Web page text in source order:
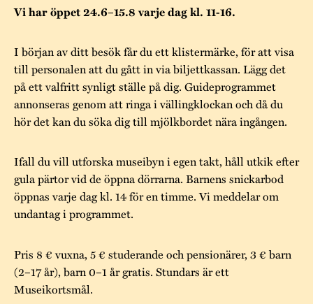
Tillgänglighet
Trygghet
Hållbar utveckling
Kontakta oss
Kalas på Stundars
Jarl Hemmer
Rödmyllan
Museipedagogik
Hantverk
Projekt
Stugornas Stundars
Museisamlingarna
Marknader
Årsberättelser
Årets Gunnar
Stundars
registerbeskrivning
Vi har öppet 24.6–15.8 varje dag kl. 11-16.
I början av ditt besök får du ett klistermärke, för att visa
till personalen att du gått in via biljettkassan. Lägg det
på ett valfritt synligt ställe på dig. Guideprogrammet
annonseras genom att ringa i vällingklockan och då du
hör det kan du söka dig till mjölkbordet nära ingången.
Ifall du vill utforska museibyn i egen takt, håll utkik efter
gula pärtor vid de öppna dörrarna. Barnens snickarbod
öppnas varje dag kl. 14 för en timme. Vi meddelar om
undantag i programmet.
Pris 8 € vuxna, 5 € studerande och pensionärer, 3 € barn
(2–17 år), barn 0–1 år gratis. Stundars är ett
Museikortsmål.